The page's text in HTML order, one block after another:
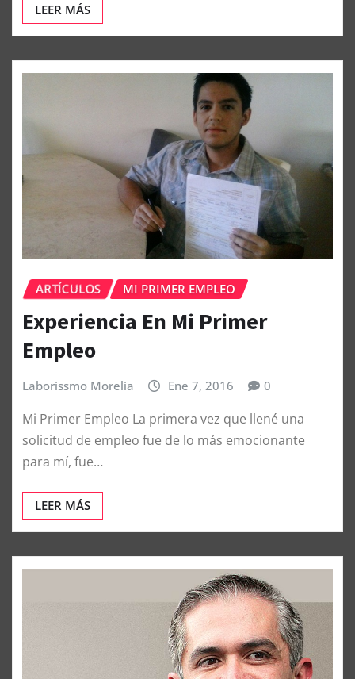
LEER MÁS
ARTÍCULOS MI PRIMER EMPLEO
Experiencia En Mi Primer
Empleo
Laborissmo Morelia Ene 7, 2016 0
Mi Primer Empleo La primera vez que llené una
solicitud de empleo fue de lo más emocionante
para mí, fue…
LEER MÁS